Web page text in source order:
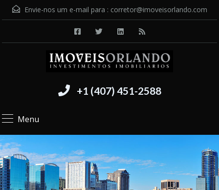
Envie-nos um e-mail para : corretor@imoveisorlando.com
+1 (407) 451-2588
Menu